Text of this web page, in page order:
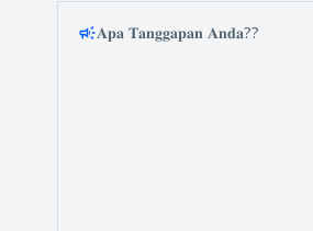
𝐀𝐩𝐚 𝐓𝐚𝐧𝐠𝐠𝐚𝐩𝐚𝐧 𝐀𝐧𝐝𝐚??